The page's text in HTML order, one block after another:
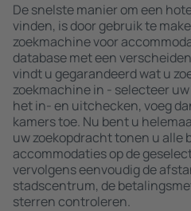
De snelste manier om een
vinden, is door gebruik te
zoekmachine voor
database met een
vindt u gegarandeerd wat u
zoekmachine in - selecteer
het in- en uitchecken, voeg
kamers toe. Nu bent u
uw zoekopdracht tonen u alle
accommodaties op de
vervolgens eenvoudig de
stadscentrum, de
sterren controleren.